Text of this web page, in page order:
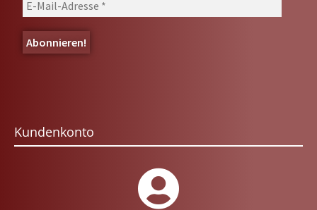
Kundenkonto